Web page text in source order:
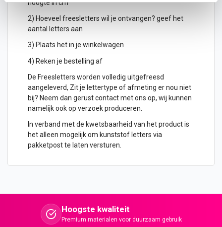
hoogte in cm
2) Hoeveel freesletters wil je ontvangen? geef het
aantal letters aan
3) Plaats het in je winkelwagen
4) Reken je bestelling af
De Freesletters worden volledig uitgefreesd
aangeleverd, Zit je lettertype of afmeting er nou niet
bij? Neem dan gerust contact met ons op, wij kunnen
namelijk ook op verzoek produceren.
In verband met de kwetsbaarheid van het product is
het alleen mogelijk om kunststof letters via
pakketpost te laten versturen.
Hoogste kwaliteit
Premium materialen voor duurzaam gebruik